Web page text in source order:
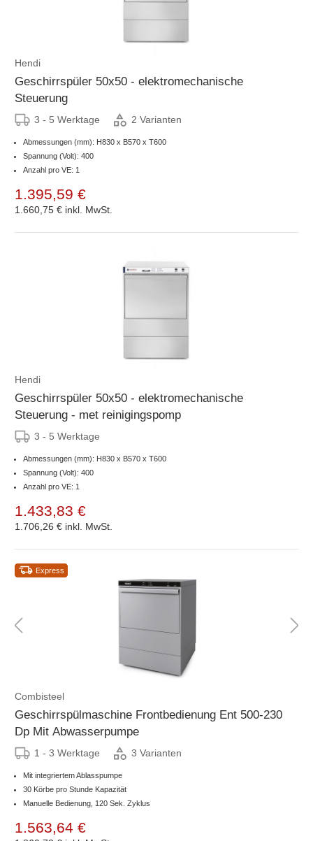
Hendi
Geschirrspüler 50x50 - elektromechanische
Steuerung
3 - 5 Werktage 2 Varianten
Abmessungen (mm): H830 x B570 x T600
Spannung (Volt): 400
Anzahl pro VE: 1
1.395,59 €
1.660,75 € inkl. MwSt.
Hendi
Geschirrspüler 50x50 - elektromechanische
Steuerung - met reinigingspomp
3 - 5 Werktage
Abmessungen (mm): H830 x B570 x T600
Spannung (Volt): 400
Anzahl pro VE: 1
1.433,83 €
1.706,26 € inkl. MwSt.
Express
Combisteel
Geschirrspülmaschine Frontbedienung Ent 500-230
Dp Mit Abwasserpumpe
1 - 3 Werktage 3 Varianten
Mit integriertem Ablasspumpe
30 Körbe pro Stunde Kapazität
Manuelle Bedienung, 120 Sek. Zyklus
1.563,64 €